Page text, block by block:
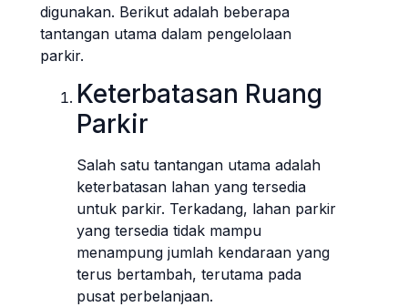
digunakan. Berikut adalah beberapa
tantangan utama dalam pengelolaan
parkir.
Keterbatasan Ruang
Parkir
Salah satu tantangan utama adalah
keterbatasan lahan yang tersedia
untuk parkir. Terkadang, lahan parkir
yang tersedia tidak mampu
menampung jumlah kendaraan yang
terus bertambah, terutama pada
pusat perbelanjaan.